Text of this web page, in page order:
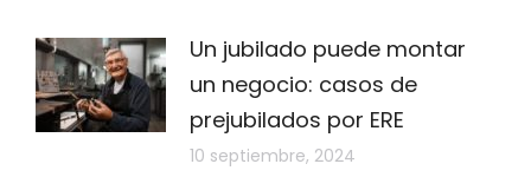
Un jubilado puede montar
un negocio: casos de
prejubilados por ERE
10 septiembre, 2024